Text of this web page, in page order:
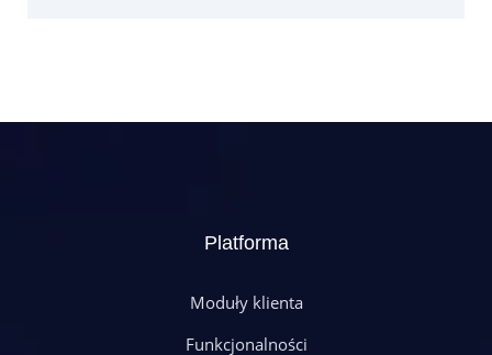
Platforma
Moduły klienta
Funkcjonalności